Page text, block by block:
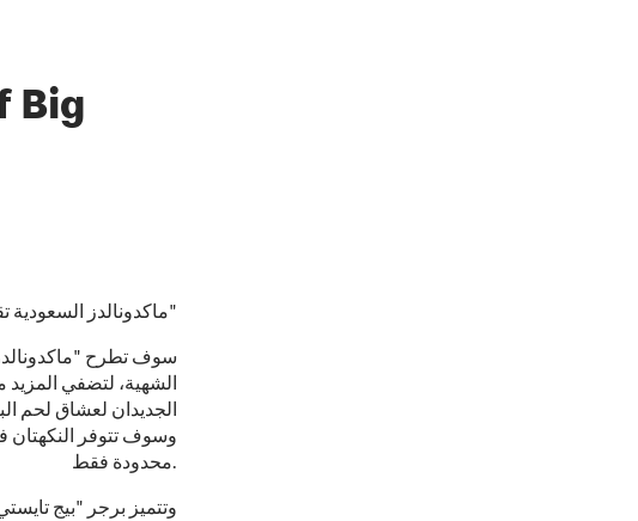
Big
ماكدونالدز السعودية تقدم تشكيلة جديدة شهية من برجر "بيج تايستي"
سوف تطرح
الشهية، لتضفي
الجديدان لعشاق لحم
محدودة فقط.